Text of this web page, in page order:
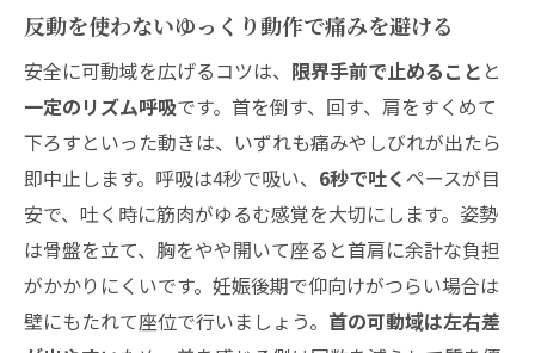
反動を使わないゆっくり動作で痛みを避ける
安全に可動域を広げるコツは、 限界手前で止めること と
一定のリズム呼吸です。首を倒す、回す、肩をすくめて
下ろすといった動きは、いずれも痛みやしびれが出たら
即中止します。呼吸は4秒で吸い、 6秒で吐くペースが目
安で、吐く時に筋肉がゆるむ感覚を大切にします。姿勢
は骨盤を立て、胸をやや開いて座ると首肩に余計な負担
がかかりにくいです。妊娠後期で仰向けがつらい場合は
壁にもたれて座位で行いましょう。 首の可動域は左右差